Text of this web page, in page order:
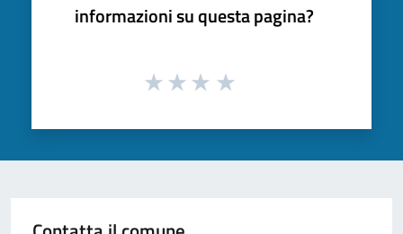
informazioni su questa pagina?